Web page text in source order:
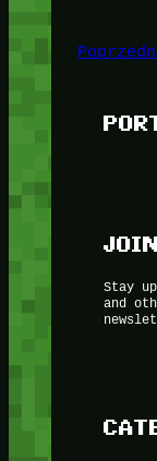
Stay
and